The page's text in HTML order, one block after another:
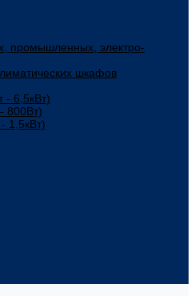
промышленных, электро-
шкафов
6,5кВт)